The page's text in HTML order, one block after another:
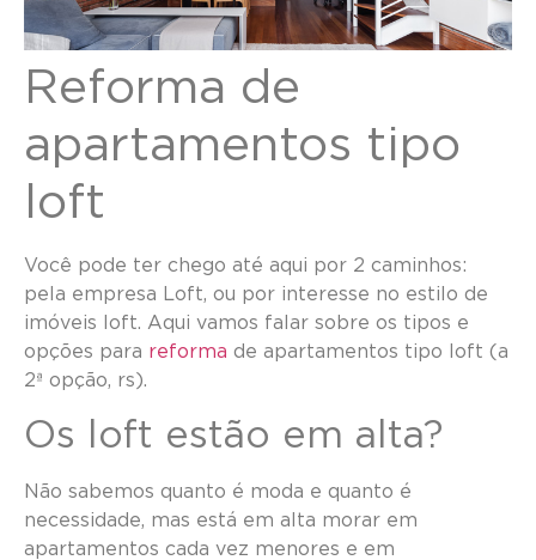
Reforma de
apartamentos tipo
loft
Você pode ter chego até aqui por 2 caminhos:
pela empresa Loft, ou por interesse no estilo de
imóveis loft. Aqui vamos falar sobre os tipos e
opções para reforma de apartamentos tipo loft (a
2ª opção, rs).
Os loft estão em alta?
Não sabemos quanto é moda e quanto é
necessidade, mas está em alta morar em
apartamentos cada vez menores e em